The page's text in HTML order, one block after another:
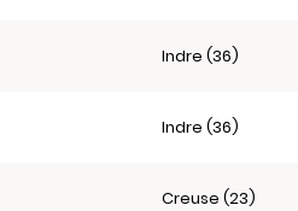
Indre (36)
Indre (36)
Creuse (23)